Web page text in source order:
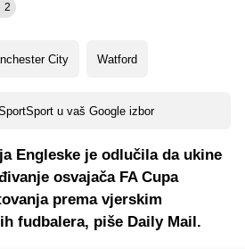
2
City Watford
u vaš Google izbor
Engleske je odlučila da ukine
osvajača FA Cupa
prema vjerskim
fudbalera, piše Daily Mail.